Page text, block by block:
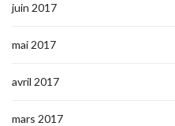
juin 2017
mai 2017
avril 2017
mars 2017